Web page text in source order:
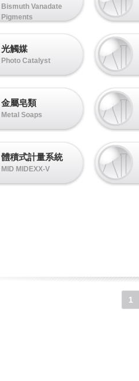
Bismuth Vanadate
Pigments
光觸媒
Photo Catalyst
金屬皂類
Metal Soaps
體積式計量系統
MID MIDEXX-V
1